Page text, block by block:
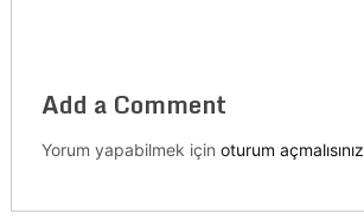
Add a Comment
Yorum yapabilmek için oturum açmalısınız